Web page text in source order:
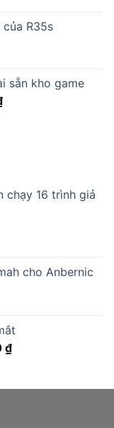
R35s
₫.
sẵn kho game
Giá
chạy 16 trình giả
cho Anbernic
₫Khoảng
2.190.000 ₫